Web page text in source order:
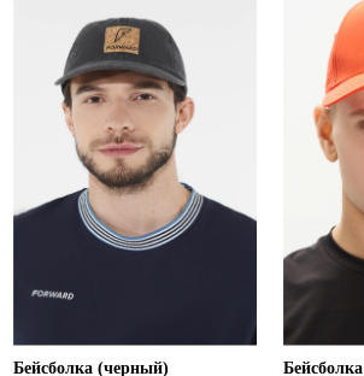
Бейсболка (черный) Бейсболка